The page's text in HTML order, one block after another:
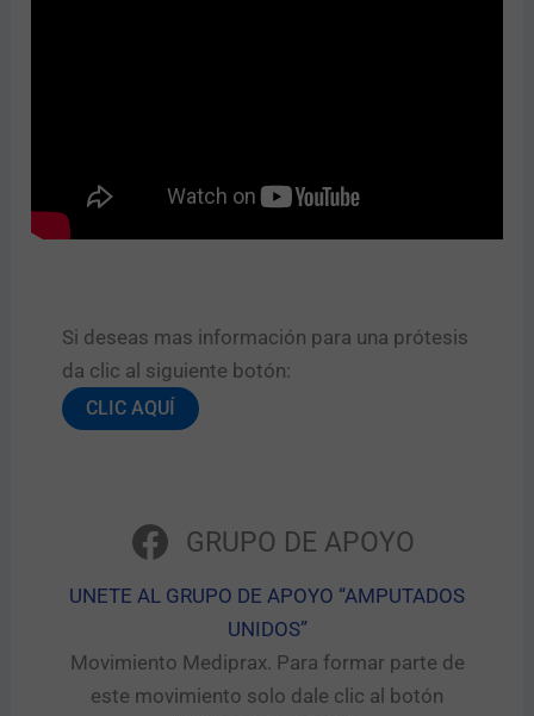
Si deseas mas información para una prótesis
da clic al siguiente botón:​
CLIC AQUÍ
GRUPO DE APOYO
UNETE AL GRUPO DE APOYO “AMPUTADOS
UNIDOS”​
Movimiento Mediprax. Para formar parte de
este movimiento solo dale clic al botón